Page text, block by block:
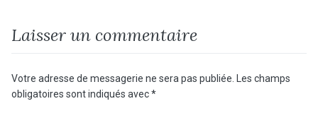
Laisser un commentaire
Votre adresse de messagerie ne sera pas publiée. Les champs
obligatoires sont indiqués avec*